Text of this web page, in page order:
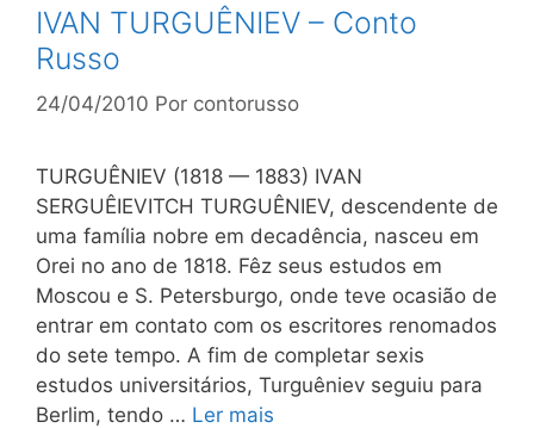
IVAN TURGUÊNIEV – Conto
Russo
24/04/2010 Por contorusso
TURGUÊNIEV (1818 — 1883) IVAN
SERGUÊIEVITCH TURGUÊNIEV, descendente de
uma família nobre em decadência, nasceu em
Orei no ano de 1818. Fêz seus estudos em
Moscou e S. Petersburgo, onde teve ocasião de
entrar em contato com os escritores renomados
do sete tempo. A fim de completar sexis
estudos universitários, Turguêniev seguiu para
Berlim, tendo … Ler mais